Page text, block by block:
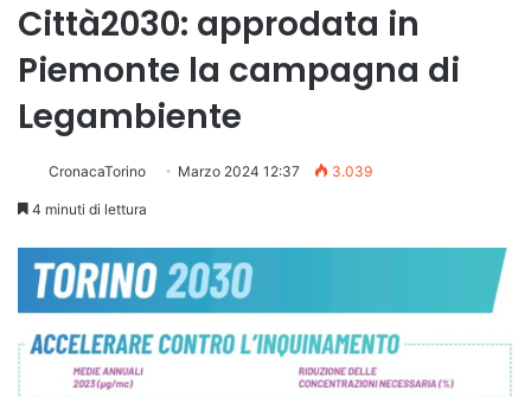
Città2030: approdata in
Piemonte la campagna di
Legambiente
CronacaTorino Marzo 2024 12:37 3.039
4 minuti di lettura